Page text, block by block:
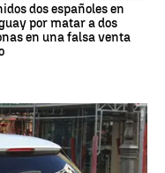
dos españoles en
por matar a dos
en una falsa venta